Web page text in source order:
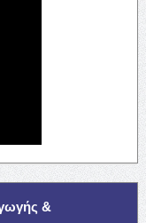
&